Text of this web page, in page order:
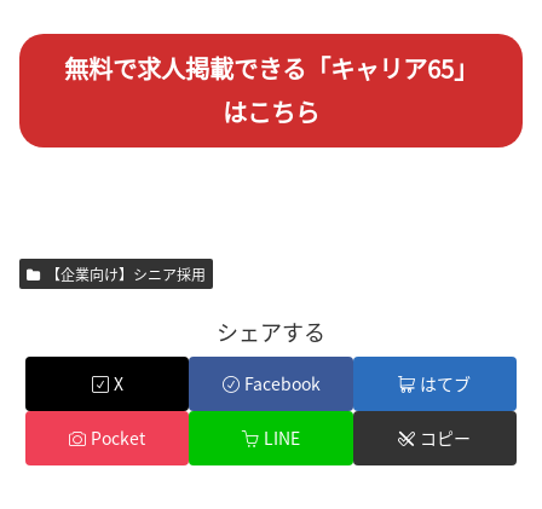
無料で求人掲載できる「キャリア65」
はこちら
【企業向け】シニア採用
シェアする
X Facebook はてブ
Pocket LINE コピー